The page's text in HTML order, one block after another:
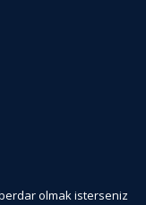
olmak isterseniz